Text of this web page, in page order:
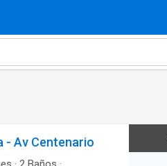
- Av Centenario